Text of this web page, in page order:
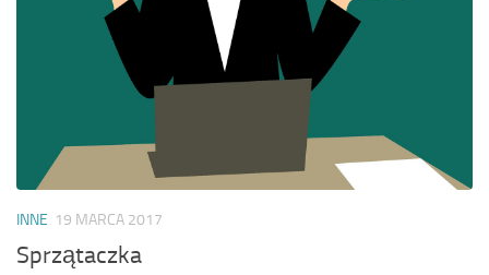
INNE 19 MARCA 2017
Sprzątaczka